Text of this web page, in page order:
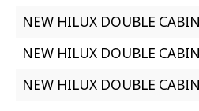
NEW HILUX DOUBLE
NEW HILUX DOUBLE
NEW HILUX DOUBLE